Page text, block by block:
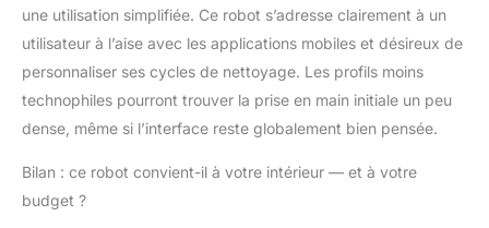
fonction permet une
aspiration puissante
pénétrantprofondément
les fibres des
moquettes et tapis,
évite que vous fait
denettoyage
une utilisation simplifiée. Ce robot s’adresse clairement à un
utilisateur à l’aise avec les applications mobiles et désireux de
personnaliser ses cycles de nettoyage. Les profils moins
technophiles pourront trouver la prise en main initiale un peu
dense, même si l’interface reste globalement bien pensée.
Bilan : ce robot convient-il à votre intérieur — et à votre
budget ?